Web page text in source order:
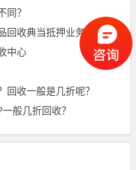
同？
收典当抵押业务？
中心
回收一般是几折呢？
般几折回收？